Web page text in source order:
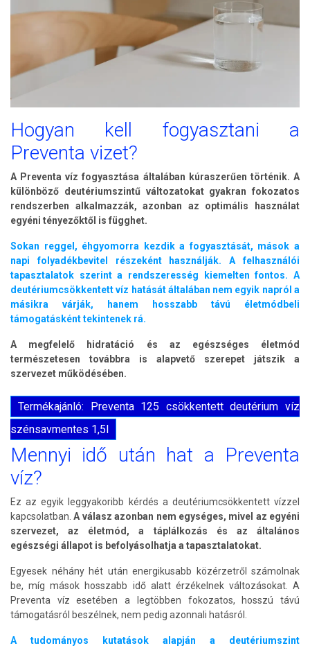
Hogyan kell fogyasztani a
Preventa vizet?
A Preventa víz fogyasztása általában kúraszerűen történik. A
különböző deutériumszintű változatokat gyakran fokozatos
rendszerben alkalmazzák, azonban az optimális használat
egyéni tényezőktől is függhet.
Sokan reggel, éhgyomorra kezdik a fogyasztását, mások a
napi folyadékbevitel részeként használják. A felhasználói
tapasztalatok szerint a rendszeresség kiemelten fontos. A
deutériumcsökkentett víz hatását általában nem egyik napról a
másikra várják, hanem hosszabb távú életmódbeli
támogatásként tekintenek rá.
A megfelelő hidratáció és az egészséges életmód
természetesen továbbra is alapvető szerepet játszik a
szervezet működésében.
Termékajánló: Preventa 125 csökkentett deutérium víz
szénsavmentes 1,5l
Mennyi idő után hat a Preventa
víz?
Ez az egyik leggyakoribb kérdés a deutériumcsökkentett vízzel
kapcsolatban.A válasz azonban nem egységes, mivel az egyéni
szervezet, az életmód, a táplálkozás és az általános
egészségi állapot is befolyásolhatja a tapasztalatokat.
Egyesek néhány hét után energikusabb közérzetről számolnak
be, míg mások hosszabb idő alatt érzékelnek változásokat. A
Preventa víz esetében a legtöbben fokozatos, hosszú távú
támogatásról beszélnek, nem pedig azonnali hatásról.
A tudományos kutatások alapján a deutériumszint